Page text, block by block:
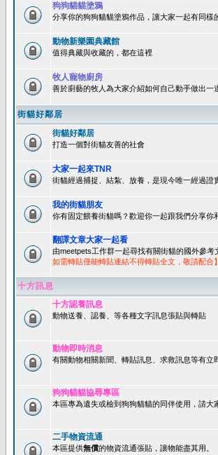
狗狗貓貓塗鴉
分享你的狗狗貓貓塗鴉作品，讓大家一起有同樣
動物新樂園典藏館
值得典藏與收藏的，都在這裡
牧人寵物廚房
善於廚藝的牧人為大家介紹如何自己動手做出
街貓好鄰居
街貓好鄰居
打造一個對街貓友善的社會
大家一起來TNR
街貓經過捕捉、結紮、放養，是現今唯一經過
我的街貓朋友
你有固定餵養街貓嗎？歡迎你一起跟我們分享你
翻譯文章大家一起看
由meetpets工作群一起尋找有關街貓的國外參
如需轉貼僅能轉貼連結不得轉貼全文，敬請配合】
十方訊息
十方認養訊息
動物送養、認養、等各種文字訊息張貼與轉貼
動物即時消息
有關動物相關新聞、轉貼訊息、求救訊息等有立
狗狗貓貓協尋專區
本區專為遺失或檢到狗狗貓貓的同伴使用，請大
二手物資流通
本區提供無償的物資流通張貼，讓物能盡其用。